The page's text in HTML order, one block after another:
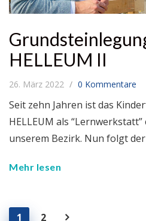
HELLEUM II
26. März 2022 0 Kommentare
Seit zehn Jahren ist das
HELLEUM als
unserem Bezirk. Nun folgt
Mehr lesen
1 2